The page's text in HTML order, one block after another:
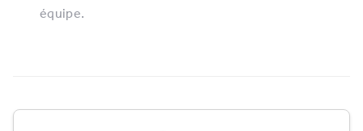
équipe.